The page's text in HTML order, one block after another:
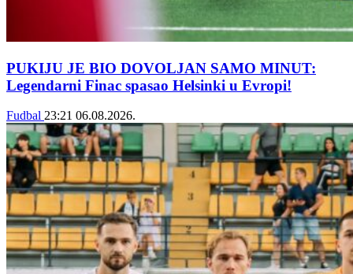
PUKIJU JE BIO DOVOLJAN SAMO MINUT:
Legendarni Finac spasao Helsinki u Evropi!
Fudbal 23:21 06.08.2026.